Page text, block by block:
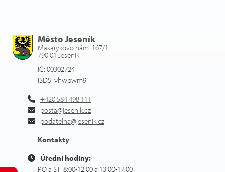
Město Jeseník
Masarykovo nám. 167/1
790 01 Jeseník
IČ: 00302724
ISDS: vhwbwm9
+420 584 498 111
posta@jesenik.cz
podatelna@jesenik.cz
Kontakty
Úřední hodiny:
PO a ST: 8:00-12:00 a 13:00-17:00